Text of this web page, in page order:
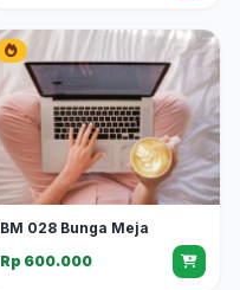
BM 028 Bunga Meja
Rp 600.000